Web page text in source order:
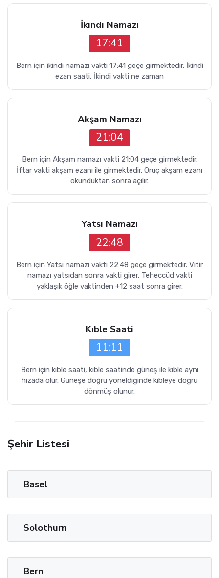
İkindi Namazı
17:41
Bern için ikindi namazı vakti 17:41 geçe girmektedir. İkindi
ezan saati, İkindi vakti ne zaman
Akşam Namazı
21:04
Bern için Akşam namazı vakti 21:04 geçe girmektedir.
İftar vakti akşam ezanı ile girmektedir. Oruç akşam ezanı
okunduktan sonra açılır.
Yatsı Namazı
22:48
Bern için Yatsı namazı vakti 22:48 geçe girmektedir. Vitir
namazı yatsıdan sonra vakti girer. Teheccüd vakti
yaklaşık öğle vaktinden +12 saat sonra girer.
Kıble Saati
11:11
Bern için kıble saati, kıble saatinde güneş ile kıble aynı
hizada olur. Güneşe doğru yöneldiğinde kıbleye doğru
dönmüş olunur.
Şehir Listesi
Basel
Solothurn
Bern